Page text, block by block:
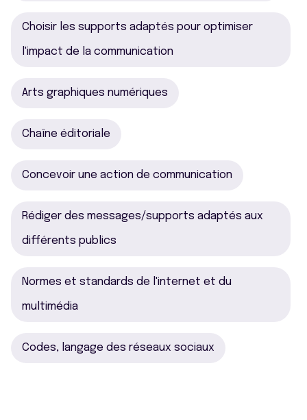
Choisir les supports adaptés pour optimiser
l'impact de la communication
Arts graphiques numériques
Chaîne éditoriale
Concevoir une action de communication
Rédiger des messages/supports adaptés aux
différents publics
Normes et standards de l'internet et du
multimédia
Codes, langage des réseaux sociaux